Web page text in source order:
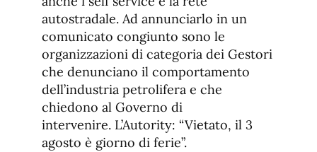
autostradale. Ad annunciarlo in un
comunicato congiunto sono le
organizzazioni di categoria dei Gestori
che denunciano il comportamento
dell’industria petrolifera e che
chiedono al Governo di
intervenire. L’Autority: “Vietato, il 3
agosto è giorno di ferie”.